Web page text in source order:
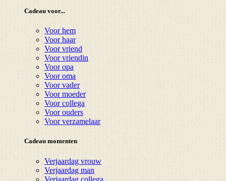
Cadeau voor...
Voor hem
Voor haar
Voor vriend
Voor vriendin
Voor opa
Voor oma
Voor vader
Voor moeder
Voor collega
Voor ouders
Voor verzamelaar
Cadeau momenten
Verjaardag vrouw
Verjaardag man
Verjaardag collega